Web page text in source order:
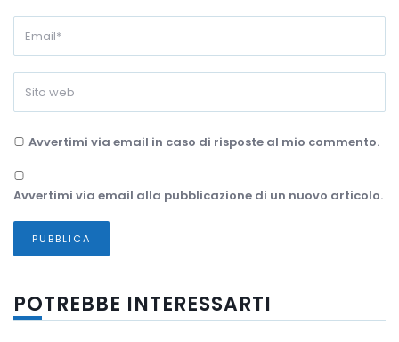
Avvertimi via email in caso di risposte al mio commento.
Avvertimi via email alla pubblicazione di un nuovo articolo.
POTREBBE INTERESSARTI